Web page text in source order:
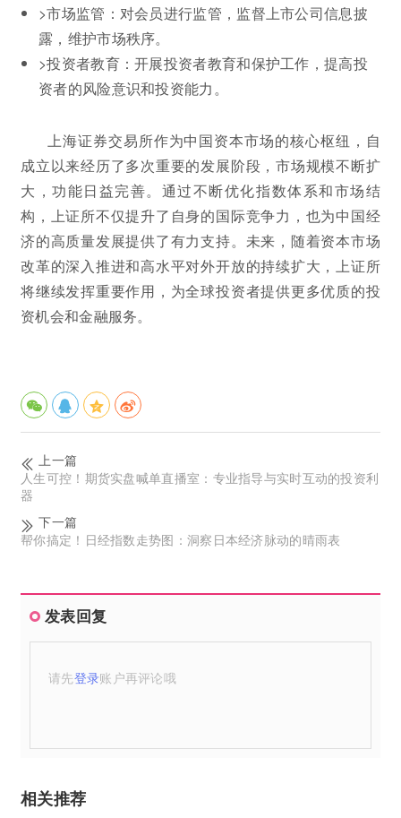
>市场监管：对会员进行监管，监督上市公司信息披
露，维护市场秩序。
>投资者教育：开展投资者教育和保护工作，提高投
资者的风险意识和投资能力。
上海证券交易所作为中国资本市场的核心枢纽，自
成立以来经历了多次重要的发展阶段，市场规模不断扩
大，功能日益完善。通过不断优化指数体系和市场结
构，上证所不仅提升了自身的国际竞争力，也为中国经
济的高质量发展提供了有力支持。未来，随着资本市场
改革的深入推进和高水平对外开放的持续扩大，上证所
将继续发挥重要作用，为全球投资者提供更多优质的投
资机会和金融服务。
上一篇
人生可控！期货实盘喊单直播室：专业指导与实时互动的投资利
器
下一篇
帮你搞定！日经指数走势图：洞察日本经济脉动的晴雨表
发表回复
请先登录账户再评论哦
相关推荐